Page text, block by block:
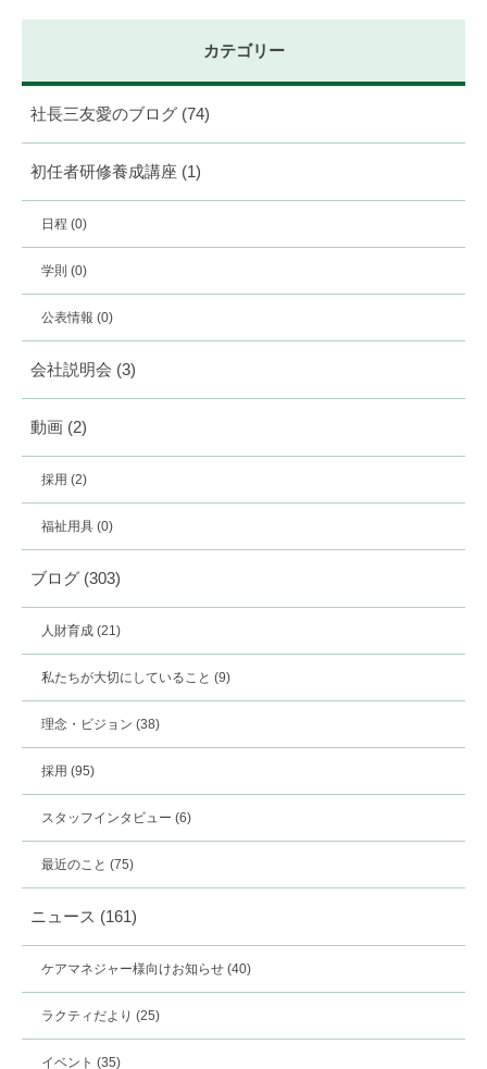
カテゴリー
社長三友愛のブログ (74)
初任者研修養成講座 (1)
日程 (0)
学則 (0)
公表情報 (0)
会社説明会 (3)
動画 (2)
採用 (2)
福祉用具 (0)
ブログ (303)
人財育成 (21)
私たちが大切にしていること (9)
理念・ビジョン (38)
採用 (95)
スタッフインタビュー (6)
最近のこと (75)
ニュース (161)
ケアマネジャー様向けお知らせ (40)
ラクティだより (25)
イベント (35)